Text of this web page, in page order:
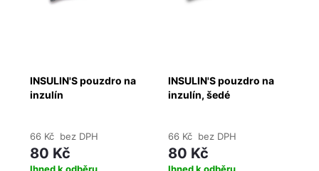
INSULIN'S pouzdro na
inzulín
66 Kč bez DPH
80 Kč
INSULIN'S pouzdro na
inzulín, šedé
66 Kč bez DPH
80 Kč